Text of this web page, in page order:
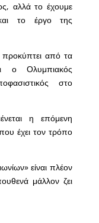
αλλά το έχουμε
το έργο της
από τα
ο Ολυμπιακός
στο
η επόμενη
έχει τον τρόπο
είναι πλέον
μάλλον ζει